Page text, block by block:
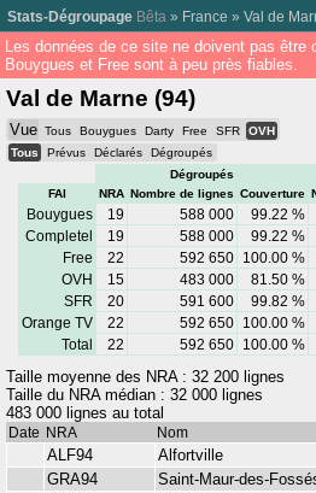
Stats-Dégroupage Bêta » France » Val de
Les données de ce site ne doivent pas
Bouygues et Free sont à peu près fiables.
Val de Marne (94)
Vue Tous Bouygues Darty Free SFR
OVH
Tous
Prévus Déclarés
Dégroupés
Dégroupés
FAI
NRA Nombre de lignes Couverture
Bouygues 19 588 000 99.22 %
Completel
19 588 000 99.22 %
Free
22 592 650 100.00 %
OVH
15 483 000 81.50 %
SFR
20 591 600 99.82 %
Orange TV
22 592 650 100.00 %
Total
22 592 650 100.00 %
Taille moyenne des NRA : 32 200 lignes
Taille du NRA médian : 32 000 lignes
483 000 lignes au total
Date NRA Nom
ALF94
Alfortville
GRA94
Saint-Maur-des-